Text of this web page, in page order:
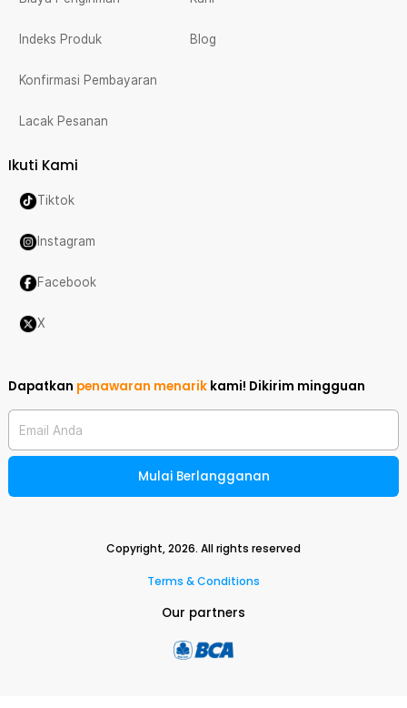
Indeks Produk
Konfirmasi Pembayaran
Lacak Pesanan
Blog
Ikuti Kami
Tiktok
Instagram
Facebook
X
Dapatkan penawaran menarik kami! Dikirim mingguan
Email Anda
Mulai Berlangganan
Copyright,2026. All rights reserved
Terms & Conditions
Our partners